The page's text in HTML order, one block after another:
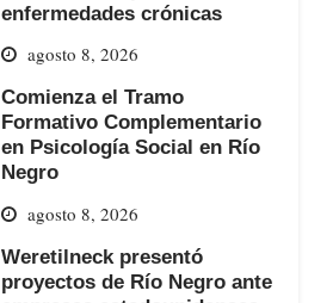
enfermedades crónicas
agosto 8, 2026
Comienza el Tramo
Formativo Complementario
en Psicología Social en Río
Negro
agosto 8, 2026
Weretilneck presentó
proyectos de Río Negro ante